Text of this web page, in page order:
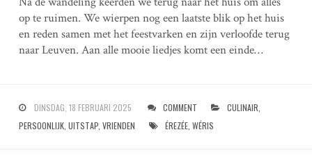
op te ruimen. We wierpen nog een laatste blik op het huis
en reden samen met het feestvarken en zijn verloofde terug
naar Leuven. Aan alle mooie liedjes komt een einde…
DINSDAG, 18 FEBRUARI 2025 COMMENT CULINAIR
PERSOONLIJK, UITSTAP, VRIENDEN ÉREZÉE, WÉRIS